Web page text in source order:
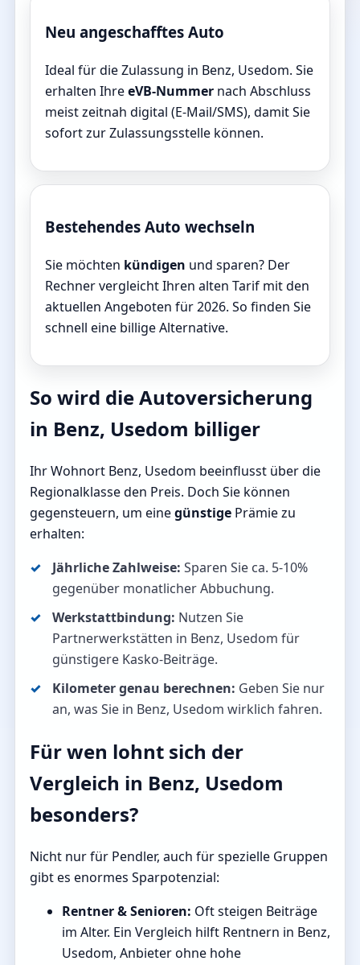
Neu angeschafftes Auto
Ideal für die Zulassung in Benz, Usedom. Sie
erhalten IhreeVB-Nummer nach Abschluss
meist zeitnah digital (E-Mail/SMS), damit Sie
sofort zur Zulassungsstelle können.
Bestehendes Auto wechseln
Sie möchten kündigen und sparen? Der
Rechner vergleicht Ihren alten Tarif mit den
aktuellen Angeboten für 2026. So finden Sie
schnell eine billige Alternative.
So wird die Autoversicherung
in Benz, Usedom billiger
Ihr Wohnort Benz, Usedom beeinflusst über die
Regionalklasse den Preis. Doch Sie können
gegensteuern, um einegünstige Prämie zu
erhalten:
Jährliche Zahlweise: Sparen Sie ca. 5-10%
gegenüber monatlicher Abbuchung.
Werkstattbindung: Nutzen Sie
Partnerwerkstätten in Benz, Usedom für
günstigere Kasko-Beiträge.
Kilometer genau berechnen: Geben Sie nur
an, was Sie in Benz, Usedom wirklich fahren.
Für wen lohnt sich der
Vergleich in Benz, Usedom
besonders?
Nicht nur für Pendler, auch für spezielle Gruppen
gibt es enormes Sparpotenzial:
Rentner & Senioren: Oft steigen Beiträge
im Alter. Ein Vergleich hilft Rentnern in Benz,
Usedom, Anbieter ohne hohe